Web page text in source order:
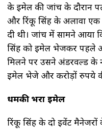
के ईमेल की जांच के दौरान
और रिंकू सिंह के अलावा एक
दी थी। जांच में सामने आया
सिंह को ईमेल भेजकर पहले
मिलने पर उसने अंडरवर्ल्ड के
ईमेल भेजे और करोड़ों रुपये
धमकी भरा ईमेल
रिंकू सिंह के दो इवेंट